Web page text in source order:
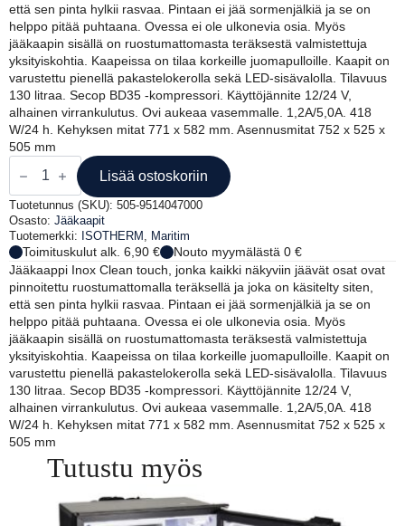
että sen pinta hylkii rasvaa. Pintaan ei jää sormenjälkiä ja se on
helppo pitää puhtaana. Ovessa ei ole ulkonevia osia. Myös
jääkaapin sisällä on ruostumattomasta teräksestä valmistettuja
yksityiskohtia. Kaapeissa on tilaa korkeille juomapulloille. Kaapit on
varustettu pienellä pakastelokerolla sekä LED-sisävalolla. Tilavuus
130 litraa. Secop BD35 -kompressori. Käyttöjännite 12/24 V,
alhainen virrankulutus. Ovi aukeaa vasemmalle. 1,2A/5,0A. 418
W/24 h. Kehyksen mitat 771 x 582 mm. Asennusmitat 752 x 525 x
505 mm
ISOTHERM
INOX
JÄÄKAAPPI
130L
12/24V,
VASENKÄTINEN
määrä
Lisää ostoskoriin
Tuotetunnus (SKU): 505-9514047000
Osasto: Jääkaapit
Tuotemerkki: ISOTHERM Maritim
Toimituskulut alk. 6,90 €
Nouto myymälästä 0 €
Jääkaappi Inox Clean touch, jonka kaikki näkyviin jäävät osat ovat
pinnoitettu ruostumattomalla teräksellä ja joka on käsitelty siten,
että sen pinta hylkii rasvaa. Pintaan ei jää sormenjälkiä ja se on
helppo pitää puhtaana. Ovessa ei ole ulkonevia osia. Myös
jääkaapin sisällä on ruostumattomasta teräksestä valmistettuja
yksityiskohtia. Kaapeissa on tilaa korkeille juomapulloille. Kaapit on
varustettu pienellä pakastelokerolla sekä LED-sisävalolla. Tilavuus
130 litraa. Secop BD35 -kompressori. Käyttöjännite 12/24 V,
alhainen virrankulutus. Ovi aukeaa vasemmalle. 1,2A/5,0A. 418
W/24 h. Kehyksen mitat 771 x 582 mm. Asennusmitat 752 x 525 x
505 mm
Tutustu myös